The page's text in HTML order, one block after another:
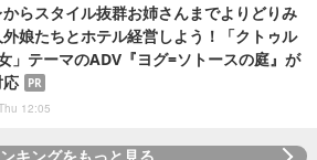
らスタイル抜群お姉さんまでよりどりみ
外娘たちとホテル経営しよう！「クトゥル
」テーマのADV『ヨグ=ソトースの庭』が
応
PR
12:05
キングをもっと見る